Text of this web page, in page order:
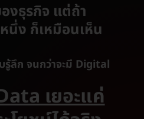
งธุรกิจ แต่ถ้า
นึ่ง ก็เหมือนเห็น
รู้ลึก จนกว่าจะมี Digital
เยอะแค่